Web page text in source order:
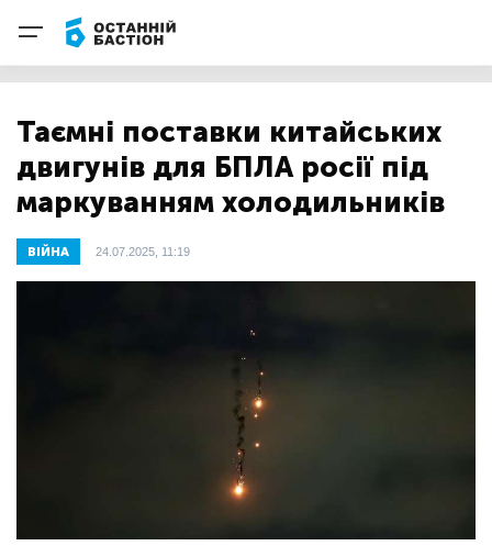
Таємні поставки китайських
двигунів для БПЛА росії під
маркуванням холодильників
ВІЙНА 24.07.2025, 11:19